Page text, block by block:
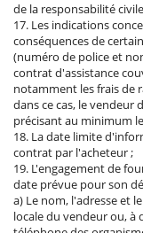
de la responsabilité
17. Les indications
conséquences de
(numéro de police et
contrat d'assistance
notamment les frais de
dans ce cas, le
précisant au minimum
18. La date limite
contrat par l'acheteur ;
19. L'engagement de
date prévue pour son
a) Le nom, l'adresse et
locale du vendeur ou, à